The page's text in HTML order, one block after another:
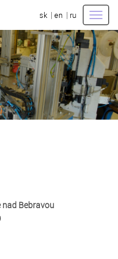
sk | en | ru
nad Bebravou